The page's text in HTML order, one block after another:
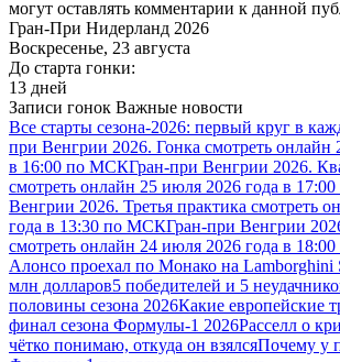
могут оставлять комментарии к данной
Гран-При Нидерланд 2026
Воскресенье, 23 августа
До старта гонки:
13 дней
Записи гонок Важные новости
Все старты сезона-2026: первый круг в
при Венгрии 2026. Гонка смотреть онлайн
в 16:00 по МСКГран-при Венгрии 2026.
смотреть онлайн 25 июля 2026 года в
Венгрии 2026. Третья практика смотреть
года в 13:30 по МСКГран-при Венгрии
смотреть онлайн 24 июля 2026 года в
Алонсо проехал по Монако на Lamborghini
млн долларов5 победителей и 5
половины сезона 2026Какие европейские
финал сезона Формулы-1 2026Расселл о
чётко понимаю, откуда он взялсяПочему у